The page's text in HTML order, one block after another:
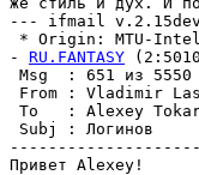
--- ifmail
* Origin: MTU-
- RU.FANTASY
Msg  : 651 из
From : Vladimir
To   : Alexey
Subj : Логинов
Привет Alexey!